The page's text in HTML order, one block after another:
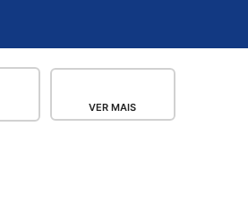
VER MAIS